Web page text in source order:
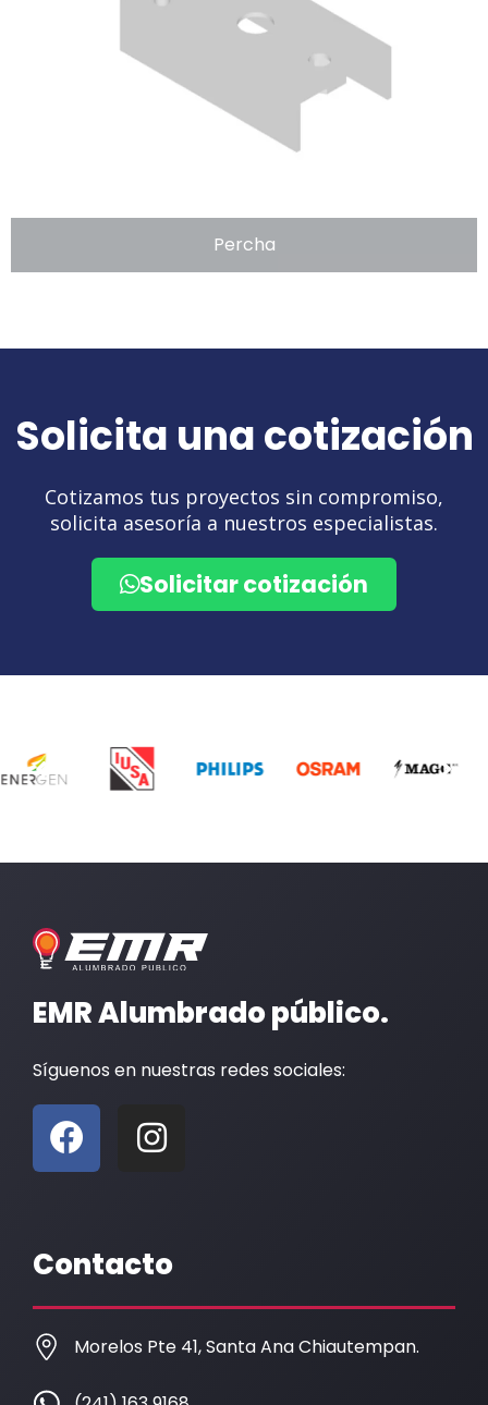
Percha
Solicita una cotización
Cotizamos tus proyectos sin compromiso,
solicita asesoría a nuestros especialistas.
Solicitar cotización